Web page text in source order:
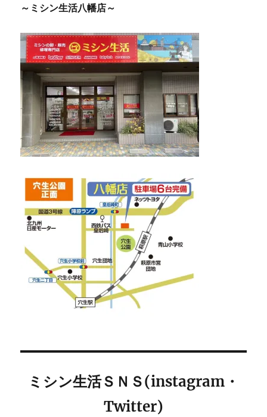
～ミシン生活八幡店～
ミシン生活ＳＮＳ(instagram・
Twitter)